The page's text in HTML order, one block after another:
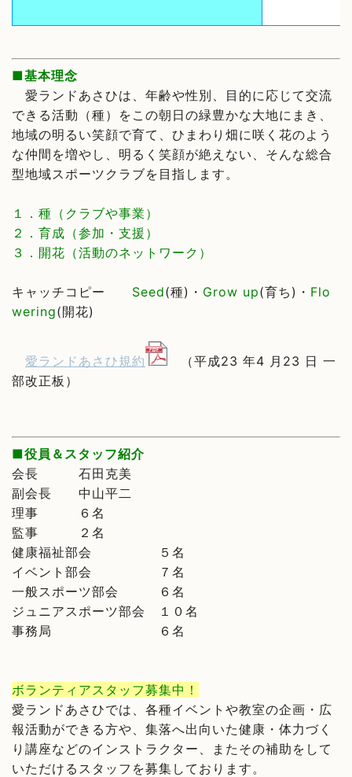
■基本理念
愛ランドあさひは、年齢や性別、目的に応じて交流
できる活動（種）をこの朝日の緑豊かな大地にまき、
地域の明るい笑顔で育て、ひまわり畑に咲く花のよう
な仲間を増やし、明るく笑顔が絶えない、そんな総合
型地域スポーツクラブを目指します。
１．種（クラブや事業）
２．育成（参加・支援）
３．開花（活動のネットワーク）
キャッチコピー Seed(種)・ Grow up(育ち)・ Flo
wering(開花)
愛ランドあさひ規約
（平成23 年4 月23 日 一
部改正板）
■役員＆スタッフ紹介
会長 石田克美
副会長 中山平二
理事 ６名
監事 ２名
健康福祉部会 ５名
イベント 部会 ７ 名
一般スポーツ部会 ６名
ジュニアスポーツ部会 １０名
事務局 ６名
ボランティアスタッフ募集中！
愛ランドあさひでは、各種イベントや教室の企画・広
報活動ができる方や、集落へ出向いた健康・体力づく
り講座などのインストラクター、またその補助をして
いただけるスタッフを募集しております。